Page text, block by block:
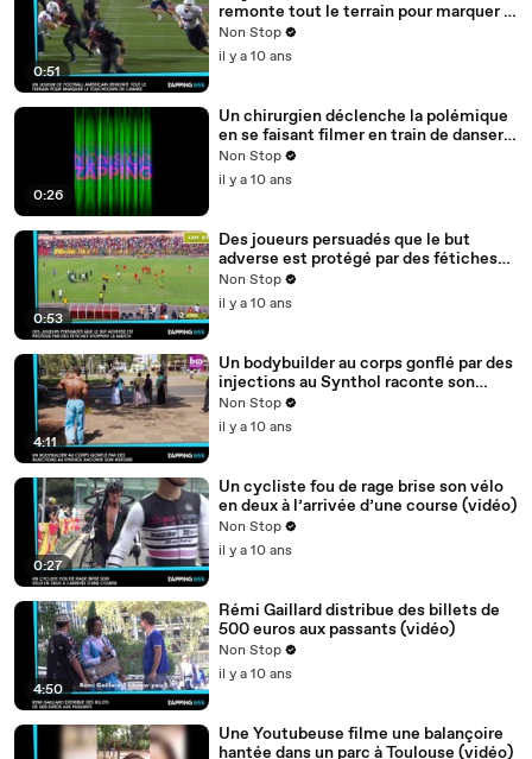
0:51
remonte tout le terrain pour marquer le
touchdown de l’année (vidéo)
Non Stop
il y a 10 ans
0:26
Un chirurgien déclenche la polémique
en se faisant filmer en train de danser
pendant une opération (vidéo)
Non Stop
il y a 10 ans
0:53
Des joueurs persuadés que le but
adverse est protégé par des fétiches
stoppent le match (vidéo)
Non Stop
il y a 10 ans
4:11
Un bodybuilder au corps gonflé par des
injections au Synthol raconte son
histoire (vidéo)
Non Stop
il y a 10 ans
0:27
Un cycliste fou de rage brise son vélo
en deux à l’arrivée d’une course (vidéo)
Non Stop
il y a 10 ans
4:50
Rémi Gaillard distribue des billets de
500 euros aux passants (vidéo)
Non Stop
il y a 10 ans
Une Youtubeuse filme une balançoire
hantée dans un parc à Toulouse (vidéo)